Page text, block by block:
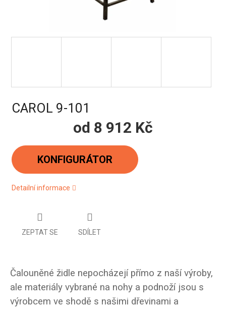
CAROL 9-101
od 8 912 Kč
Měrná
cena:
KONFIGURÁTOR
Detailní informace
ZEPTAT SE SDÍLET
Čalouněné židle nepocházejí přímo z naší výroby,
ale materiály vybrané na nohy a podnoží jsou s
výrobcem ve shodě s našimi dřevinami a